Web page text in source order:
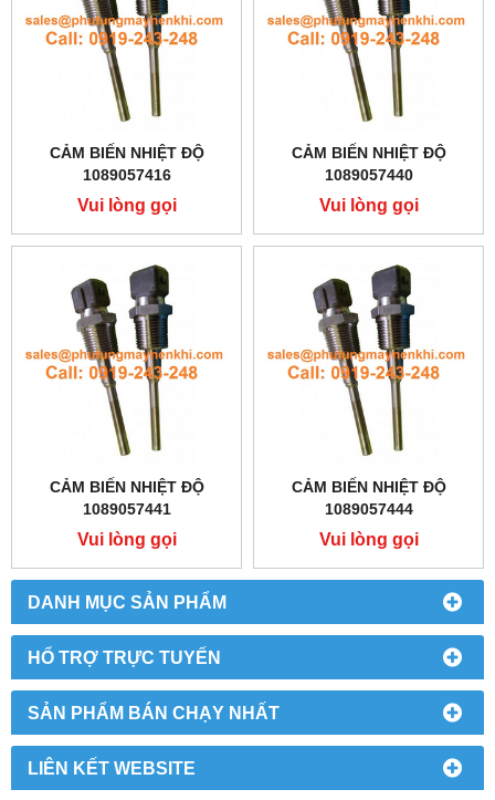
DANH MỤC SẢN PHẨM
HỔ TRỢ TRỰC TUYẾN
SẢN PHẨM BÁN CHẠY NHẤT
LIÊN KẾT WEBSITE
CẢM BIẾN NHIỆT ĐỘ
1089057416
Vui lòng gọi
CẢM BIẾN NHIỆT ĐỘ
1089057440
Vui lòng gọi
CẢM BIẾN NHIỆT ĐỘ
1089057441
Vui lòng gọi
CẢM BIẾN NHIỆT ĐỘ
1089057444
Vui lòng gọi